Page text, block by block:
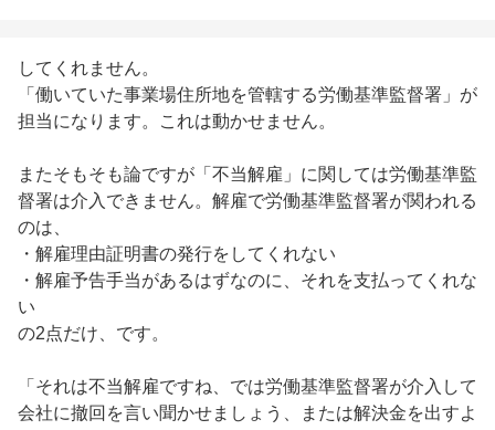
してくれません。
「働いていた事業場住所地を管轄する労働基準監督署」が
担当になります。これは動かせません。
またそもそも論ですが「不当解雇」に関しては労働基準監
督署は介入できません。解雇で労働基準監督署が関われる
のは、
・解雇理由証明書の発行をしてくれない
・解雇予告手当があるはずなのに、それを支払ってくれな
い
の2点だけ、です。
「それは不当解雇ですね、では労働基準監督署が介入して
会社に撤回を言い聞かせましょう、または解決金を出すよ